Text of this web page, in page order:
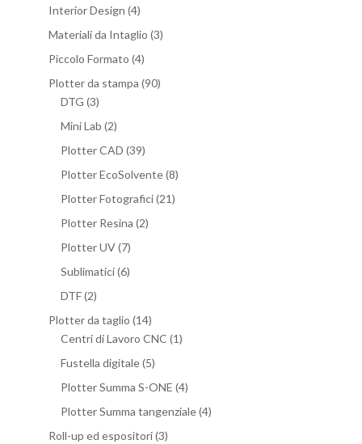
Interior Design (4)
Materiali da Intaglio (3)
Piccolo Formato (4)
Plotter da stampa (90)
DTG (3)
Mini Lab (2)
Plotter CAD (39)
Plotter EcoSolvente(8)
Plotter Fotografici(21)
Plotter Resina (2)
Plotter UV(7)
Sublimatici(6)
DTF(2)
Plotter da taglio (14)
Centri di Lavoro CNC (1)
Fustella digitale(5)
Plotter Summa S-ONE (4)
Plotter Summa tangenziale(4)
Roll-up ed espositori(3)